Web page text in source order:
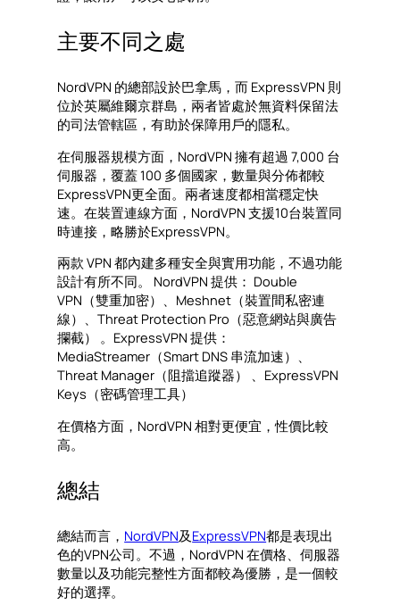
主要不同之處
NordVPN 的總部設於巴拿馬，而 ExpressVPN 則
位於英屬維爾京群島，兩者皆處於無資料保留法
的司法管轄區，有助於保障用戶的隱私。
在伺服器規模方面，NordVPN 擁有超過 7,000 台
伺服器，覆蓋 100 多個國家，數量與分佈都較
ExpressVPN更全面。兩者速度都相當穩定快
速。在裝置連線方面，NordVPN 支援10台裝置同
時連接，略勝於ExpressVPN。
兩款 VPN 都內建多種安全與實用功能，不過功能
設計有所不同。 NordVPN 提供： Double
VPN（雙重加密）、Meshnet（裝置間私密連
線）、Threat Protection Pro（惡意網站與廣告
攔截） 。ExpressVPN 提供：
MediaStreamer（Smart DNS 串流加速）、
Threat Manager（阻擋追蹤器） 、ExpressVPN
Keys（密碼管理工具）
在價格方面，NordVPN 相對更便宜，性價比較
高。
總結
總結而言， NordVPN及 ExpressVPN都是表現出
色的VPN公司。不過，NordVPN 在價格、伺服器
數量以及功能完整性方面都較為優勝，是一個較
好的選擇。